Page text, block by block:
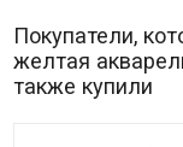
Покупатели,
желтая
также купили